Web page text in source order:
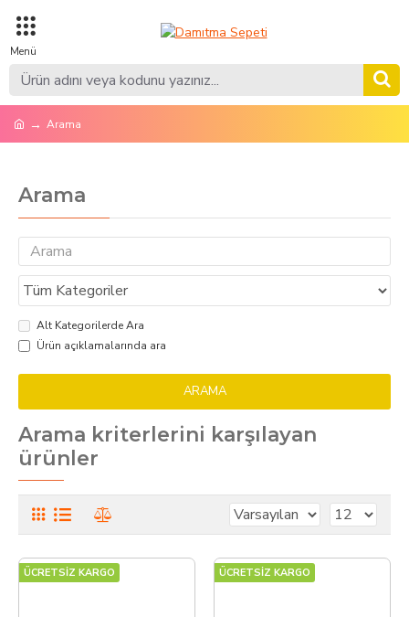
Arama
Arama
Alt Kategorilerde Ara
Ürün açıklamalarında ara
ARAMA
Arama kriterlerini karşılayan
ürünler
ÜCRETSİZ KARGO ÜCRETSİZ KARGO